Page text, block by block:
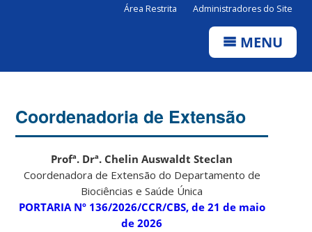
Área Restrita Administradores do Site
MENU
Coordenadoria de Extensão
Profª. Drª. Chelin Auswaldt Steclan
Coordenadora de Extensão do Departamento de
Biociências e Saúde Única
PORTARIA Nº 136/2026/CCR/CBS, de 21 de maio
de 2026